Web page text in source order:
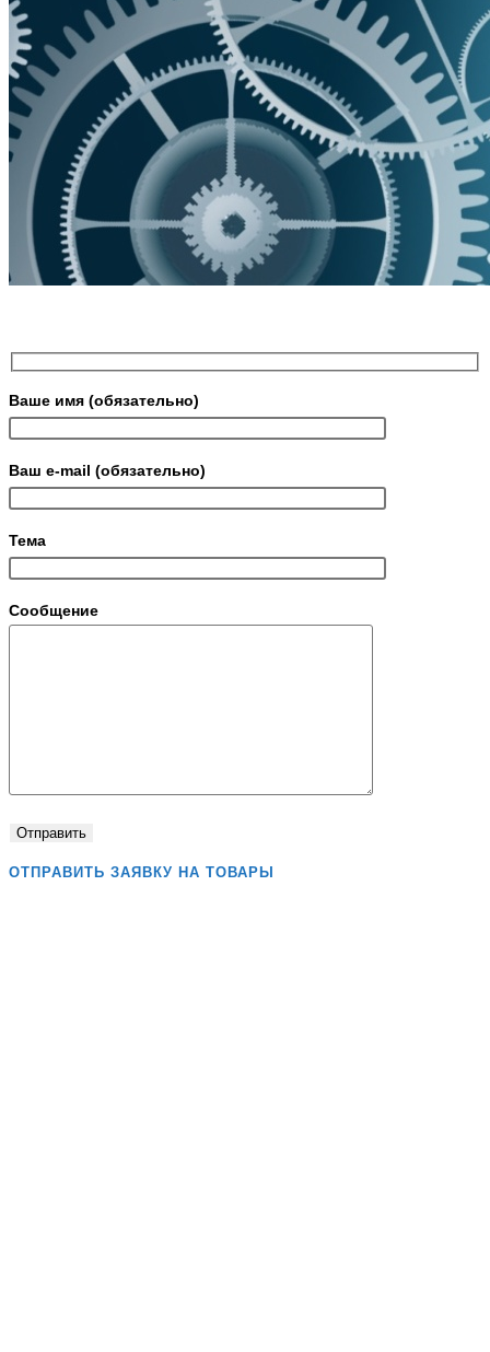
Ваше имя (обязательно)
Ваш e-mail (обязательно)
Тема
Сообщение
ОТПРАВИТЬ ЗАЯВКУ НА ТОВАРЫ